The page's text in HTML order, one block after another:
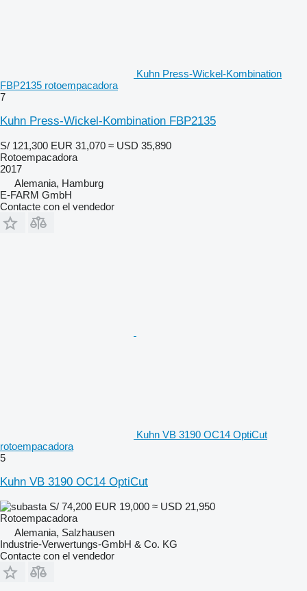
Kuhn Press-Wickel-Kombination
FBP2135 rotoempacadora
7
Kuhn Press-Wickel-Kombination FBP2135
S/ 121,300 EUR 31,070 ≈ USD 35,890
Rotoempacadora
2017
Alemania, Hamburg
E-FARM GmbH
Contacte con el vendedor
Kuhn VB 3190 OC14 OptiCut
rotoempacadora
5
Kuhn VB 3190 OC14 OptiCut
S/ 74,200 EUR 19,000 ≈ USD 21,950
Rotoempacadora
Alemania, Salzhausen
Industrie-Verwertungs-GmbH & Co. KG
Contacte con el vendedor